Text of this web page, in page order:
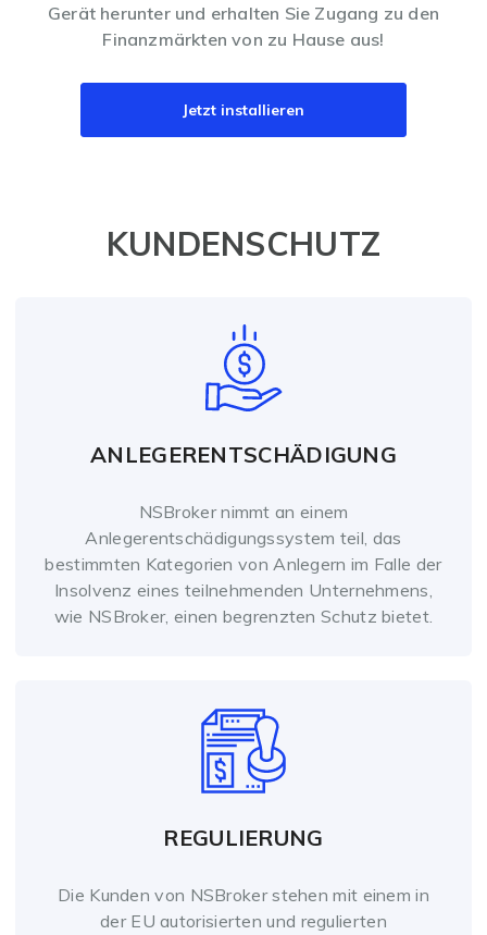
Gerät herunter und erhalten Sie Zugang zu den
Finanzmärkten von zu Hause aus!
Jetzt installieren
KUNDENSCHUTZ
ANLEGERENTSCHÄDIGUNG
NSBroker nimmt an einem
Anlegerentschädigungssystem teil, das
bestimmten Kategorien von Anlegern im Falle der
Insolvenz eines teilnehmenden Unternehmens,
wie NSBroker, einen begrenzten Schutz bietet.
REGULIERUNG
Die Kunden von NSBroker stehen mit einem in
der EU autorisierten und regulierten